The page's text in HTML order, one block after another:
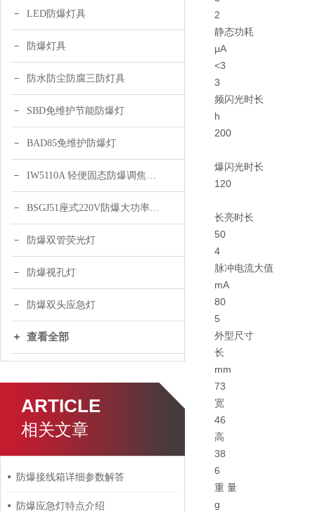
LED防爆灯具
防爆灯具
防水防尘防腐三防灯具
SBD免维护节能防爆灯
BAD85免维护防爆灯
IW5110A 轻便固态防爆调焦头灯
BSGJ51座式220V防爆大功率声光报警器 绿色 黄色
防爆双管荧光灯
防爆视孔灯
防爆双头应急灯
查看全部
ARTICLE
相关文章
防爆接线箱详细参数解答
防爆应急灯特点介绍
2
静态功耗
μA
<3
3
频闪光时长
h
200
爆闪光时长
120
长亮时长
50
4
脉冲电流大值
mA
80
5
外型尺寸
长
mm
73
宽
46
高
38
6
重 量
g